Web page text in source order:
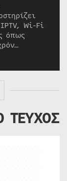
Wi-Fi
όπως
ΤΕΥΧΟΣ